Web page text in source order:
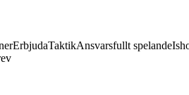
ErbjudaTaktikAnsvarsfullt spelande